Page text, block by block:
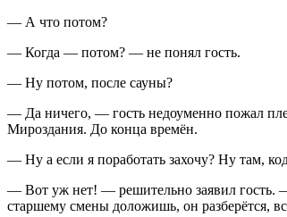
— А что потом?
— Когда — потом? — не понял гость.
— Ну потом, после сауны?
— Да ничего, — гость недоуменно пожал
Мироздания. До конца времён.
— Ну а если я поработать захочу? Ну там,
— Вот уж нет! — решительно заявил гость.
старшему смены доложишь, он разберётся,